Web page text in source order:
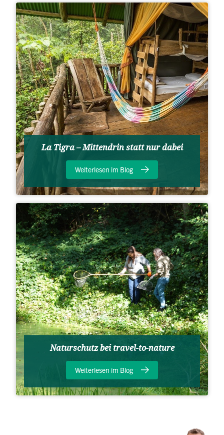
La Tigra – Mittendrin statt nur dabei
Weiterlesen im Blog
Naturschutz bei travel-to-nature
Weiterlesen im Blog